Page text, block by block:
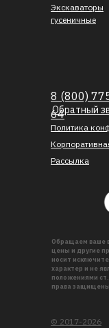
© 2017-2026
Обращаем ваше
цены и другие
носит
характер и не
положениями
права
Обратный
Экскаваторы
гусеничные
Рассылка
8 (800)
64
Политика